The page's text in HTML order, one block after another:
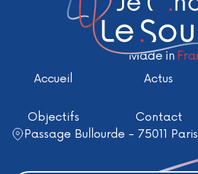
Accueil Actus
Objectifs
Contact
Passage Bullourde - 75011 Paris